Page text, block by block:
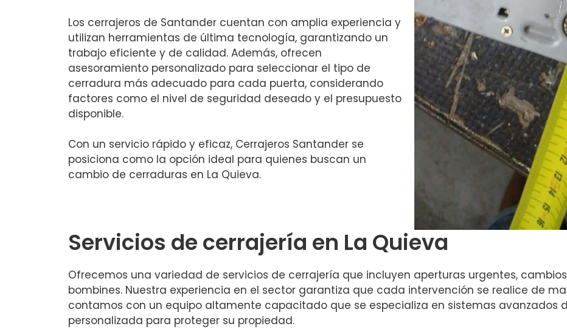
Los cerrajeros de Santander cuentan con amplia experiencia y
utilizan herramientas de última tecnología, garantizando un
trabajo eficiente y de calidad. Además, ofrecen
asesoramiento personalizado para seleccionar el tipo de
cerradura más adecuado para cada puerta, considerando
factores como el nivel de seguridad deseado y el presupuesto
disponible.
Con un servicio rápido y eficaz, Cerrajeros Santander se
posiciona como la opción ideal para quienes buscan un
cambio de cerraduras en La Quieva.
Servicios de cerrajería en La Quieva
Ofrecemos una variedad de servicios de cerrajería que incluyen aperturas urgentes,
bombines. Nuestra experiencia en el sector garantiza que cada intervención se realice de
contamos con un equipo altamente capacitado que se especializa en sistemas avanzados
personalizada para proteger su propiedad.